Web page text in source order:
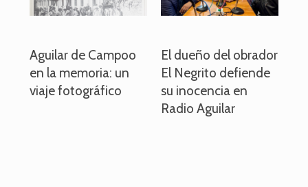
Aguilar de Campoo
en la memoria: un
viaje fotográfico
El dueño del obrador
El Negrito defiende
su inocencia en
Radio Aguilar